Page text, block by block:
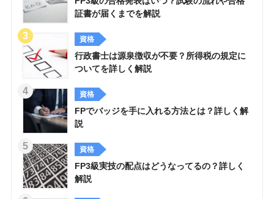
証書が届くまでを解説
資格
行政書士は源泉徴収が不要？所得税の規定に
ついてを詳しく解説
資格
FPでバッジを手に入れる方法とは？詳しく解
説
資格
FP3級実技の配点はどうなってるの？詳しく
解説